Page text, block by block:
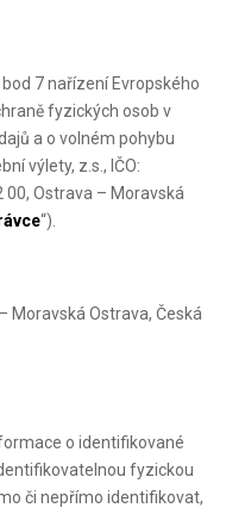
7 nařízení Evropského
fyzických osob v
a o volném pohybu
výlety, z.s., IČO:
00, Ostrava – Moravská
“).
Moravská Ostrava, Česká
o identifikované
fyzickou
či nepřímo identifikovat,